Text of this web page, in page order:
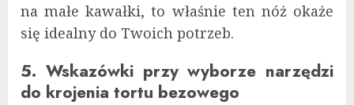
na małe kawałki, to właśnie ten nóż okaże
się idealny do Twoich potrzeb.
5. Wskazówki przy wyborze narzędzi
do krojenia tortu bezowego